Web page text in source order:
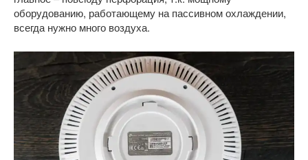
оборудованию, работающему на пассивном охлаждении,
всегда нужно много воздуха.